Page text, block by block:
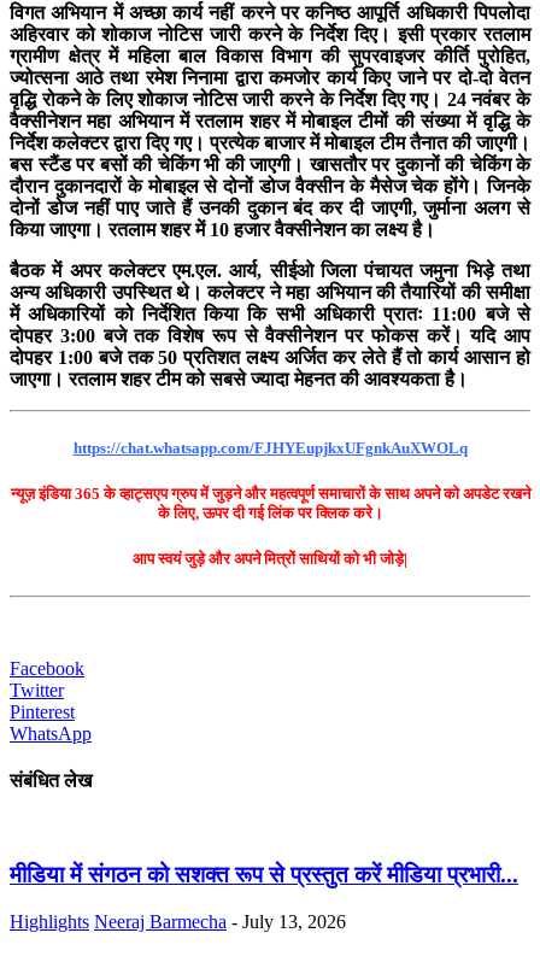
विगत अभियान में अच्छा कार्य नहीं करने पर कनिष्ठ आपूर्ति अधिकारी पिपलोदा
अहिरवार को शोकाज नोटिस जारी करने के निर्देश दिए। इसी प्रकार रतलाम
ग्रामीण क्षेत्र में महिला बाल विकास विभाग की सुपरवाइजर कीर्ति पुरोहित,
ज्योत्सना आठे तथा रमेश निनामा द्वारा कमजोर कार्य किए जाने पर दो-दो वेतन
वृद्धि रोकने के लिए शोकाज नोटिस जारी करने के निर्देश दिए गए। 24 नवंबर के
वैक्सीनेशन महा अभियान में रतलाम शहर में मोबाइल टीमों की संख्या में वृद्धि के
निर्देश कलेक्टर द्वारा दिए गए। प्रत्येक बाजार में मोबाइल टीम तैनात की जाएगी।
बस स्टैंड पर बसों की चेकिंग भी की जाएगी। खासतौर पर दुकानों की चेकिंग के
दौरान दुकानदारों के मोबाइल से दोनों डोज वैक्सीन के मैसेज चेक होंगे। जिनके
दोनों डोज नहीं पाए जाते हैं उनकी दुकान बंद कर दी जाएगी, जुर्माना अलग से
किया जाएगा। रतलाम शहर में 10 हजार वैक्सीनेशन का लक्ष्य है।
बैठक में अपर कलेक्टर एम.एल. आर्य, सीईओ जिला पंचायत जमुना भिड़े तथा
अन्य अधिकारी उपस्थित थे। कलेक्टर ने महा अभियान की तैयारियों की समीक्षा
में अधिकारियों को निर्देशित किया कि सभी अधिकारी प्रातः 11:00 बजे से
दोपहर 3:00 बजे तक विशेष रूप से वैक्सीनेशन पर फोकस करें। यदि आप
दोपहर 1:00 बजे तक 50 प्रतिशत लक्ष्य अर्जित कर लेते हैं तो कार्य आसान हो
जाएगा। रतलाम शहर टीम को सबसे ज्यादा मेहनत की आवश्यकता है।
https://chat.whatsapp.com/FJHYEupjkxUFgnkAuXWOLq
न्यूज़ इंडिया 365 के व्हाट्सएप ग्रुप में जुड़ने और महत्वपूर्ण समाचारों के साथ अपने को अपडेट रखने
के लिए, ऊपर दी गई लिंक पर क्लिक करे।
आप स्वयं जुड़े और अपने मित्रों साथियों को भी जोड़े|
Facebook
Twitter
Pinterest
WhatsApp
संबंधित लेख
मीडिया में संगठन को सशक्त रूप से प्रस्तुत करें मीडिया प्रभारी...
Highlights Neeraj Barmecha - July 13, 2026